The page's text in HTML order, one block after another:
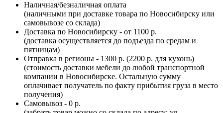
Наличная/безналичная оплата
(наличными при доставке товара по Новосибирску или
самовывозе со склада)
Доставка по Новосибирску - от 1100 р.
(доставка осуществляется до подъезда по средам и
пятницам)
Отправка в регионы - 1300 р. (2200 р. для кухонь)
(стоимость доставки мебели до любой транспортной
компании в Новосибирске. Остальную сумму
оплачивает получатель по факту прибытия груза в место
получения)
Самовывоз - 0 р.